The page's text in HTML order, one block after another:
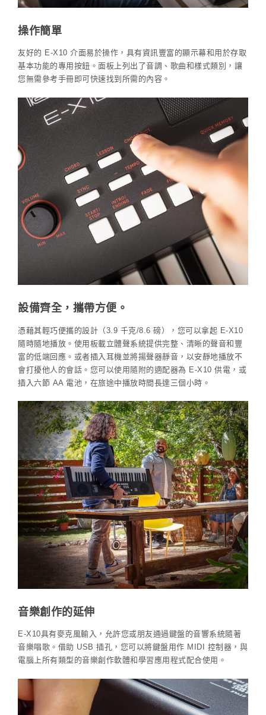
操作簡單
友好的 E-X10 介面易於操作，具有資訊豐富的顯示幕和用於存取
基本功能的專用按鈕。面板上列出了音調、歌曲和樣式類別，讓
您無需參考手冊即可快速找到所需的內容。
設備齊全，攜帶方便。
憑藉其輕巧便攜的設計（3.9 千克/8.6 磅），您可以拿起 E-X10
隨時隨地播放。使用板載立體聲系統提供完整、清晰的聲音和豐
富的低端回應。或者插入耳機並將揚聲器靜音，以安靜地播放不
會打擾他人的會話。您可以使用隨附的適配器為 E-X10 供電，或
插入六節 AA 電池，在旅途中播放時間長達三個小時。
音樂創作的延伸
E-X10具有麥克風輸入，允許您或朋友通過鍵盤的音響系統隨著
音樂唱歌。借助 USB 插孔，您可以將鍵盤用作 MIDI 控制器，與
電腦上所有類型的音樂創作軟體和學習應用程式配合使用。